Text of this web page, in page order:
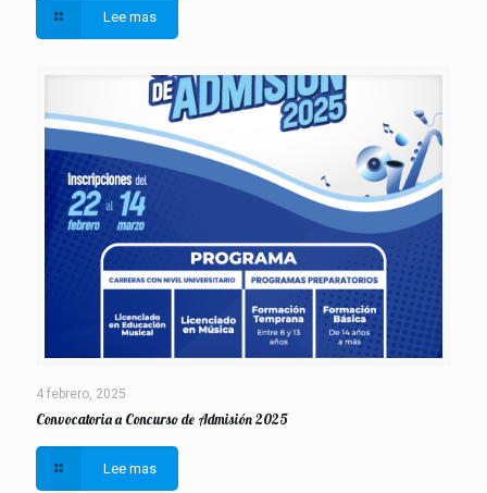
Lee mas
4 febrero, 2025
Convocatoria a Concurso de Admisión 2025
Lee mas